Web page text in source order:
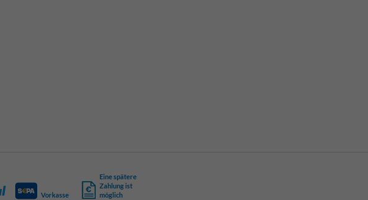
Vorkasse
Eine spätere
Zahlung ist
möglich